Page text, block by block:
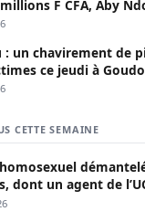
au CICR au
F CFA, Aby
de biens sociaux
: un chavirement de
trois victimes ce jeudi à
CETTE SEMAINE
dont un agent de
; l’un avoue avoir